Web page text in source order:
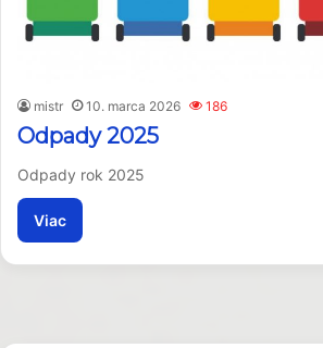
mistr 10. marca 2026 186
Odpady 2025
Odpady rok 2025
Viac